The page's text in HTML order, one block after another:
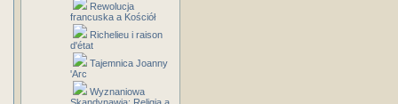
Rewolucja
francuska a Kościół
Richelieu i raison
d'état
Tajemnica Joanny
'Arc
Wyznaniowa